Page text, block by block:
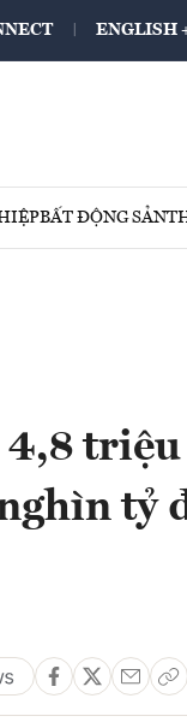
ENGLISH
BẤT ĐỘNG SẢN
4,8
tỷ